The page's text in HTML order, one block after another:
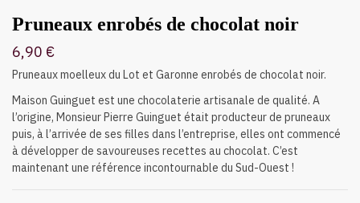
Pruneaux enrobés de chocolat noir
6,90 €
Pruneaux moelleux du Lot et Garonne enrobés de chocolat noir.
Maison Guinguet est une chocolaterie artisanale de qualité. A
l’origine, Monsieur Pierre Guinguet était producteur de pruneaux
puis, à l’arrivée de ses filles dans l’entreprise, elles ont commencé
à développer de savoureuses recettes au chocolat. C’est
maintenant une référence incontournable du Sud-Ouest !